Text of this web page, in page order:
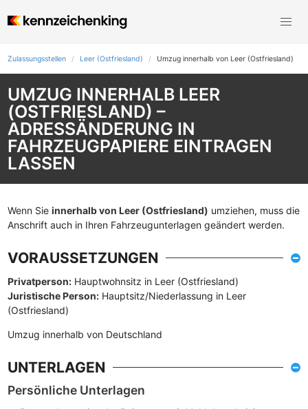
Zulassungsstellen Leer (Ostfriesland) Umzug innerhalb von Leer (Ostfriesland)
UMZUG INNERHALB LEER
(OSTFRIESLAND) –
ADRESSÄNDERUNG IN
FAHRZEUGPAPIERE EINTRAGEN
LASSEN
Wenn Sie innerhalb von Leer (Ostfriesland) umziehen, muss die
Anschrift auch in Ihren Fahrzeugunterlagen geändert werden.
VORAUSSETZUNGEN
Privatperson: Hauptwohnsitz in Leer (Ostfriesland)
Juristische Person: Hauptsitz/Niederlassung in Leer
(Ostfriesland)
Umzug innerhalb von Deutschland
UNTERLAGEN
Persönliche Unterlagen